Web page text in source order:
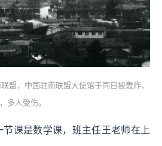
盟，中国驻南联盟大使馆于同日被轰炸，
多人受伤。
课是数学课，班主任王老师在上